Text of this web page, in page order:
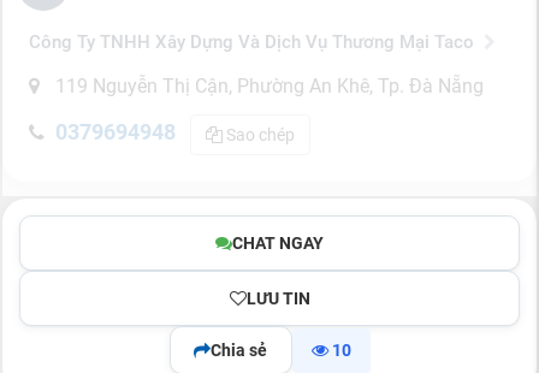
Công Ty TNHH Xây Dựng Và Dịch Vụ Thương Mại Taco
119 Nguyễn Thị Cận, Phường An Khê, Tp. Đà Nẵng
0379694948 Sao chép
CHAT NGAY
LƯU TIN
Chia sẻ 10